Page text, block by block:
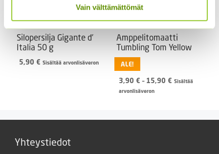
Vain välttämättömät
Silopersilja Gigante d’
Italia 50 g
5,90 € Sisältää arvonlisäveron
Amppelitomaatti
Tumbling Tom Yellow
ALE!
3,90 € – 15,90 € Hintaluokka:
Sisältää
arvonlisäveron
Yhteystiedot